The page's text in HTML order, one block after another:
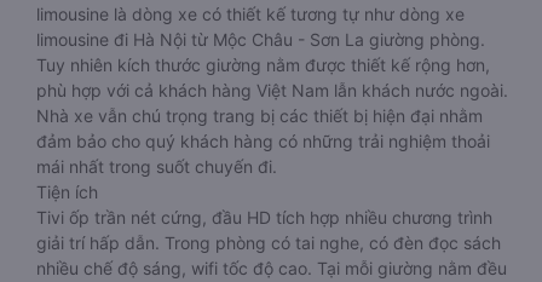
limousine là dòng xe có thiết kế tương tự như dòng xe
limousine đi Hà Nội từ Mộc Châu - Sơn La giường phòng.
Tuy nhiên kích thước giường nằm được thiết kế rộng hơn,
phù hợp với cả khách hàng Việt Nam lẫn khách nước ngoài.
Nhà xe vẫn chú trọng trang bị các thiết bị hiện đại nhằm
đảm bảo cho quý khách hàng có những trải nghiệm thoải
mái nhất trong suốt chuyến đi.
Tiện ích
Tivi ốp trần nét cứng, đầu HD tích hợp nhiều chương trình
giải trí hấp dẫn. Trong phòng có tai nghe, có đèn đọc sách
nhiều chế độ sáng, wifi tốc độ cao. Tại mỗi giường nằm đều